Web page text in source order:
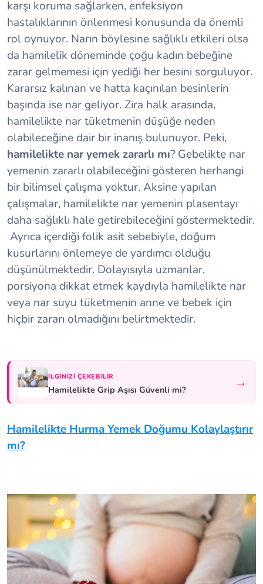
karşı koruma sağlarken, enfeksiyon
hastalıklarının önlenmesi konusunda da önemli
rol oynuyor. Narın böylesine sağlıklı etkileri olsa
da hamilelik döneminde çoğu kadın bebeğine
zarar gelmemesi için yediği her besini sorguluyor.
Kararsız kalınan ve hatta kaçınılan besinlerin
başında ise nar geliyor. Zira halk arasında,
hamilelikte nar tüketmenin düşüğe neden
olabileceğine dair bir inanış bulunuyor. Peki,
hamilelikte nar yemek zararlı mı? Gebelikte nar
yemenin zararlı olabileceğini gösteren herhangi
bir bilimsel çalışma yoktur. Aksine yapılan
çalışmalar, hamilelikte nar yemenin plasentayı
daha sağlıklı hale getirebileceğini göstermektedir.
Ayrıca içerdiği folik asit sebebiyle, doğum
kusurlarını önlemeye de yardımcı olduğu
düşünülmektedir. Dolayısıyla uzmanlar,
porsiyona dikkat etmek kaydıyla hamilelikte nar
veya nar suyu tüketmenin anne ve bebek için
hiçbir zararı olmadığını belirtmektedir.
İLGINIZI ÇEKEBILIR
Hamilelikte Grip Aşısı Güvenli mi? →
Hamilelikte Hurma Yemek Doğumu Kolaylaştırır
mı?